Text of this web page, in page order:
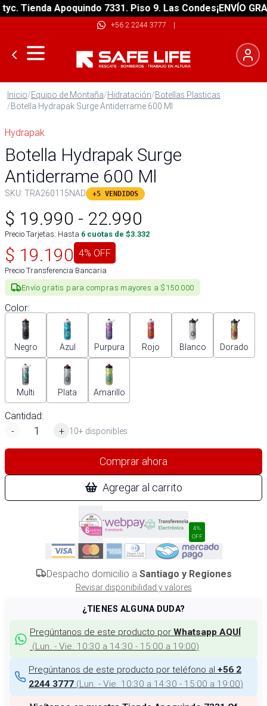
Apoquindo 7331. Piso 9. Las Condes¡ENVÍO
+56 2 2244 3777 |
Inicio/Equipo de Montaña/Hidratación/Botellas Plasticas
/Botella Hydrapak Surge Antiderrame 600 Ml
Hydrapak
Botella Hydrapak Surge
Antiderrame 600 Ml
SKU: TRA260115NAD +5 VENDIDOS
$ 19.990 - 22.990
Precio Tarjetas: Hasta 6 cuotas de $3.332
$ 19.190 4% OFF
Precio Transferencia Bancaria
Envío gratis para compras mayores a $150.000
Color:
Negro Azul Purpura Rojo Blanco Dorado
Multi Plata Amarillo
Cantidad:
-
+ 10+ disponibles
Comprar ahora
Agregar al carrito
4%
OFF
Despacho domicilio a Santiago y Regiones
Revisar disponibilidad y valores
¿TIENES ALGUNA DUDA?
Pregúntanos de este producto por Whatsapp AQUÍ
(Lun. - Vie. 10:30 a 14:30 - 15:00 a 19:00)
Pregúntanos de este producto por teléfono al +56 2
2244 3777 (Lun. - Vie. 10:30 a 14:30 - 15:00 a 19:00)